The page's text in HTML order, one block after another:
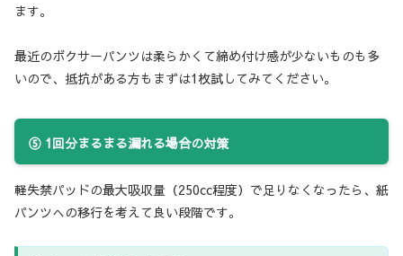
ます。
最近のボクサーパンツは柔らかくて締め付け感が少ないものも多
いので、抵抗がある方もまずは1枚試してみてください。
⑤ 1回分まるまる漏れる場合の対策
軽失禁パッドの最大吸収量（250cc程度）で足りなくなったら、紙
パンツへの移行を考えて良い段階です。